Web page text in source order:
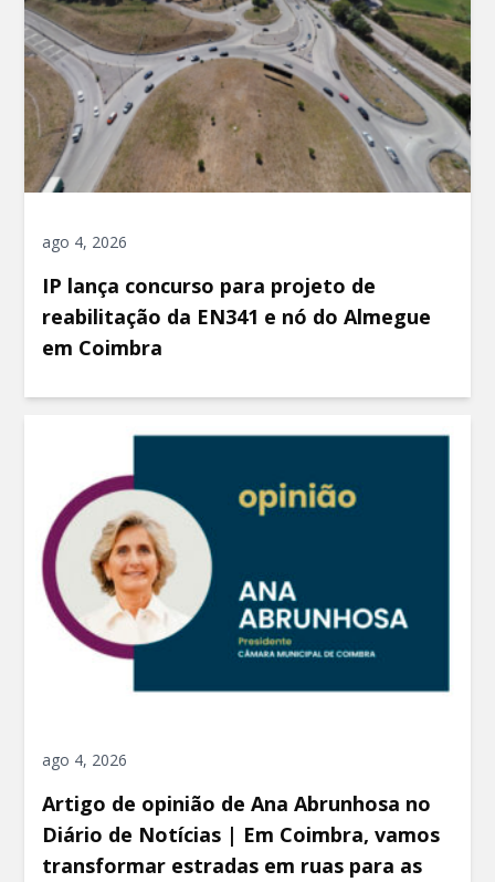
ago 4, 2026
IP lança concurso para projeto de
reabilitação da EN341 e nó do Almegue
em Coimbra
ago 4, 2026
Artigo de opinião de Ana Abrunhosa no
Diário de Notícias | Em Coimbra, vamos
transformar estradas em ruas para as